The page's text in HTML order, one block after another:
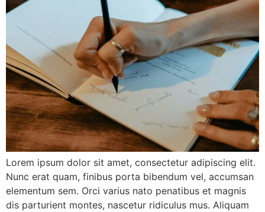
Lorem ipsum dolor sit amet, consectetur adipiscing elit.
Nunc erat quam, finibus porta bibendum vel, accumsan
elementum sem. Orci varius nato penatibus et magnis
dis parturient montes, nascetur ridiculus mus. Aliquam